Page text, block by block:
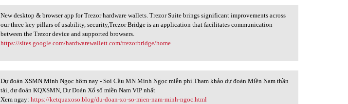
New desktop & browser app for
New desktop & browser app for Trezor hardware wallets. Trezor Suite brings significant improvements across
our three key pillars of usability, security,Trezor Bridge is an application that facilitates communication
between the Trezor device and supported browsers.
https://sites.google.com/hardwarewallett.com/trezorbridge/home
Dự đoán XSMN Minh Ngọc hôm
Dự đoán XSMN Minh Ngọc hôm nay - Soi Cầu MN Minh Ngọc miễn phí.Tham khảo dự đoán Miền Nam thần
tài, dự đoán KQXSMN, Dự Doán Xổ số miền Nam VIP nhất
Xem ngay:https://ketquaxoso.blog/du-doan-xo-so-mien-nam-minh-ngoc.html